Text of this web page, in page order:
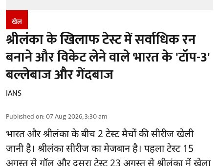
खेल
श्रीलंका के खिलाफ टेस्ट में सर्वाधिक रन
बनाने और विकेट लेने वाले भारत के 'टॉप-3'
बल्लेबाज और गेंदबाज
IANS
Published on:07 Aug 2026, 3:30 am
भारत और श्रीलंका के बीच 2 टेस्ट मैचोंकी सीरीज खेली
जानी है। श्रीलंका सीरीज का मेजबान है। पहला टेस्ट 15